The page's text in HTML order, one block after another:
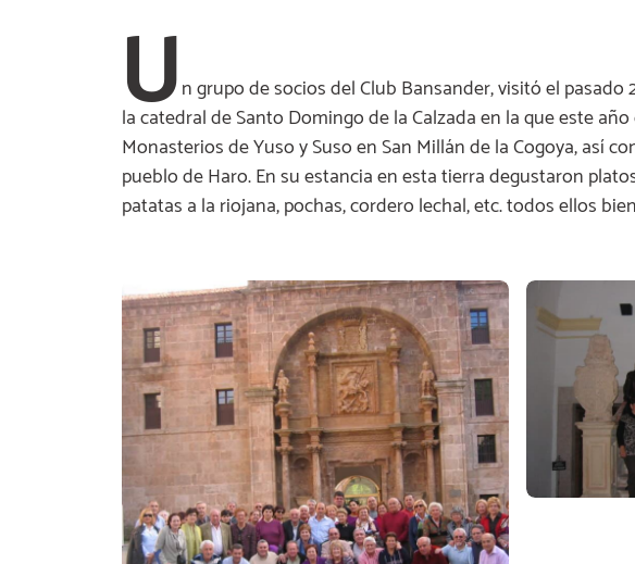
Un grupo de socios del Club Bansander, visitó el
la catedral de Santo Domingo de la Calzada en la que este
Monasterios de Yuso y Suso en San Millán de la Cogoya, así
pueblo de Haro. En su estancia en esta tierra degustaron
patatas a la riojana, pochas, cordero lechal, etc. todos ellos